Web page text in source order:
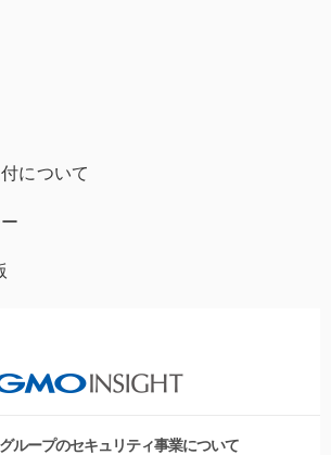
について
ループのセキュリティ事業について